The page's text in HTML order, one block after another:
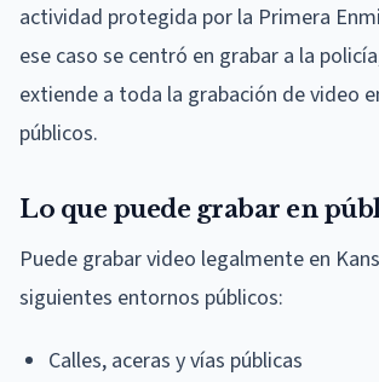
actividad protegida por la Primera
ese caso se centró en grabar a la
extiende a toda la grabación de video
públicos.
Lo que puede grabar en
Puede grabar video legalmente en
siguientes entornos públicos:
Calles, aceras y vías públicas